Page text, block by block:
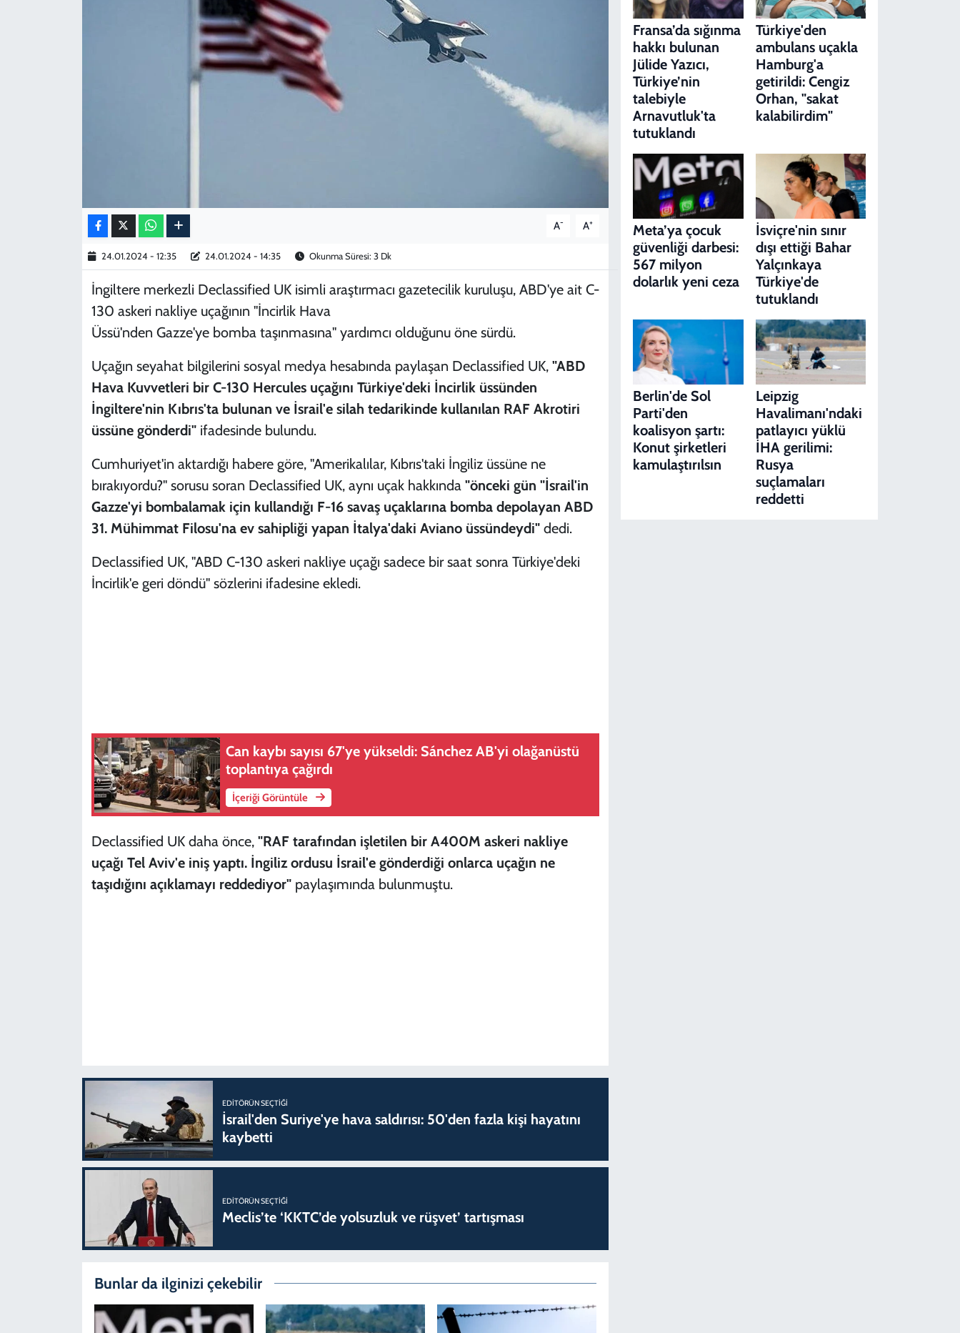
A- A+
24.01.2024 - 12:35 24.01.2024 - 14:35 Okunma Süresi: 3 Dk
İngiltere merkezli Declassified UK isimli araştırmacı gazetecilik kuruluşu, ABD'ye ait C-
130 askeri nakliye uçağının "İncirlik Hava
Üssü'nden Gazze'ye bomba taşınmasına"yardımcı olduğunu öne sürdü.
Uçağın seyahat bilgilerini sosyal medya hesabında paylaşan Declassified UK, "ABD
Hava Kuvvetleri bir C-130 Hercules uçağını Türkiye'deki İncirlik üssünden
İngiltere'nin Kıbrıs'ta bulunan ve İsrail'e silah tedarikinde kullanılan RAF Akrotiri
üssüne gönderdi"ifadesinde bulundu.
Cumhuriyet'in aktardığı habere göre, "Amerikalılar, Kıbrıs'taki İngiliz üssüne ne
bırakıyordu?" sorusu soran Declassified UK, aynı uçak hakkında "önceki gün "İsrail'in
Gazze'yi bombalamak için kullandığı F-16 savaş uçaklarına bomba depolayan ABD
31. Mühimmat Filosu'na ev sahipliği yapan İtalya'daki Aviano üssündeydi"dedi.
Declassified UK, "ABD C-130 askeri nakliye uçağı sadece bir saat sonra Türkiye'deki
İncirlik'e geri döndü" sözlerini ifadesine ekledi.
Can kaybı sayısı 67'ye yükseldi: Sánchez AB'yi olağanüstü
toplantıya çağırdı
İçeriği Görüntüle
Declassified UK daha önce, "RAF tarafından işletilen bir A400M askeri nakliye
uçağı Tel Aviv'e iniş yaptı. İngiliz ordusu İsrail'e gönderdiği onlarca uçağın ne
taşıdığını açıklamayı reddediyor"paylaşımında bulunmuştu.
EDITÖRÜN SEÇTIĞI
İsrail'den Suriye'ye hava saldırısı: 50'den fazla kişi hayatını
kaybetti
EDITÖRÜN SEÇTIĞI
Meclis’te ‘KKTC’de yolsuzluk ve rüşvet’ tartışması
Bunlar da ilginizi çekebilir
Fransa’da sığınma
hakkı bulunan
Jülide Yazıcı,
Türkiye’nin
talebiyle
Arnavutluk'ta
tutuklandı
Türkiye'den
ambulans uçakla
Hamburg'a
getirildi: Cengiz
Orhan, "sakat
kalabilirdim"
Meta’ya çocuk
güvenliği darbesi:
567 milyon
dolarlık yeni ceza
İsviçre'nin sınır
dışı ettiği Bahar
Yalçınkaya
Türkiye'de
tutuklandı
Berlin'de Sol
Parti'den
koalisyon şartı:
Konut şirketleri
kamulaştırılsın
Leipzig
Havalimanı'ndaki
patlayıcı yüklü
İHA gerilimi:
Rusya
suçlamaları
reddetti